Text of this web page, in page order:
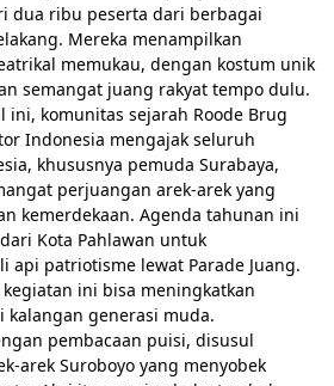
dua ribu peserta dari berbagai
Mereka menampilkan
memukau, dengan kostum unik
semangat juang rakyat tempo dulu.
komunitas sejarah Roode Brug
Indonesia mengajak seluruh
khususnya pemuda Surabaya,
perjuangan arek-arek yang
kemerdekaan. Agenda tahunan ini
Kota Pahlawan untuk
api patriotisme lewat Parade Juang.
ini bisa meningkatkan
kalangan generasi muda.
pembacaan puisi, disusul
arek Suroboyo yang menyobek